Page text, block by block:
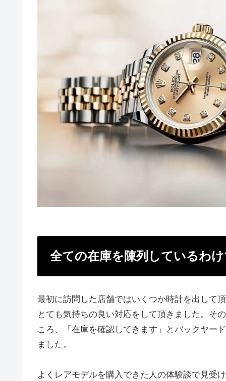
全ての在庫を陳列しているわ
最初に訪問した店舗ではいくつか時計を出して
とても気持ちの良い対応をして頂きました。そ
ころ、「在庫を確認してきます」とバックヤー
ました。
よくレアモデルを購入できた人の体験談で見受